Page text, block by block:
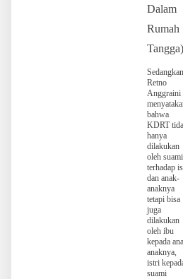
Dalam
Rumah
Sedangkan
Retno
Anggraini
bahwa
KDRT
hanya
dilakukan
oleh suami
terhadap
dan anak-
anaknya
tetapi bisa
juga
dilakukan
oleh ibu
kepada
anaknya,
istri
suami